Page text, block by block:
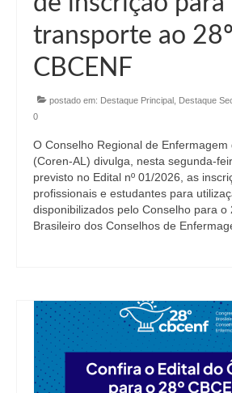
Editais e licitação
Eleições
Fiscalização
Responsabilidade Técnica
Decisões
Processos Éticos
Censura Pública
Suspensão do Exercício
transporte ao 28º
CBCENF
postado em: Destaque Principal Destaque
0
O Conselho Regional de Enfermagem
(Coren-AL) divulga, nesta segunda-
previsto no Edital nº 01/2026, as
profissionais e estudantes para
disponibilizados pelo Conselho para o
Brasileiro dos Conselhos de